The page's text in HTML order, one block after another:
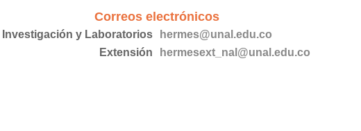
Correos electrónicos
Investigación y Laboratorios
hermes@unal.edu.co
Extensión
hermesext_nal@unal.edu.co